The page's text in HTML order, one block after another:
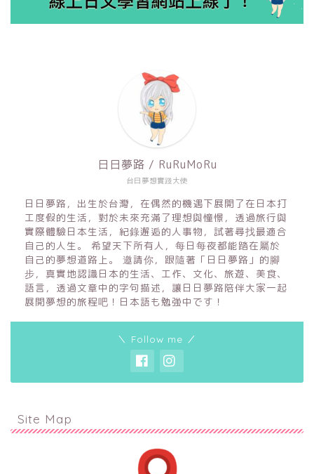
台日夢想實踐大使
日日夢路 / RuRuMoRu
日日夢路，出生於台灣，在偶然的機遇下展開了在日本打
工度假的生活，對於未來充滿了理想與憧憬，透過旅行與
實際體驗日本生活，紀錄邂逅的人事物，試著尋找最適合
自己的人生。 希望天下所有人，每日每夜都能踏在屬於
自己的夢想道路上。 邀請你，跟隨著「日日夢路」的腳
步，真實地認識日本的生活、工作、文化、旅遊、美食、
語言，透過文章中的字句描述，讓日日夢路陪伴大家一起
展開夢想的旅程吧！日本語も勉強中です！
＼ Follow me ／
Site Map